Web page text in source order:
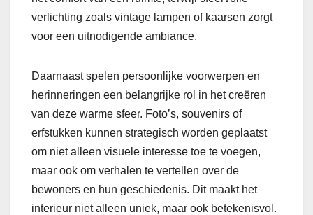
verlichting zoals vintage lampen of kaarsen zorgt
voor een uitnodigende ambiance.
Daarnaast spelen persoonlijke voorwerpen en
herinneringen een belangrijke rol in het creëren
van deze warme sfeer. Foto’s, souvenirs of
erfstukken kunnen strategisch worden geplaatst
om niet alleen visuele interesse toe te voegen,
maar ook om verhalen te vertellen over de
bewoners en hun geschiedenis. Dit maakt het
interieur niet alleen uniek, maar ook betekenisvol.